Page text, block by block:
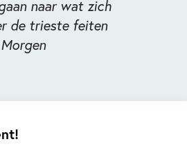
naar wat zich
de trieste feiten